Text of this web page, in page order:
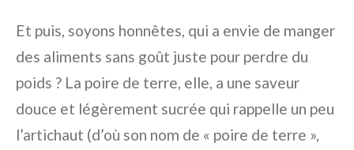
Et puis, soyons honnêtes, qui a envie de manger
des aliments sans goût juste pour perdre du
poids ? La poire de terre, elle, a une saveur
douce et légèrement sucrée qui rappelle un peu
l’artichaut (d’où son nom de « poire de terre »,